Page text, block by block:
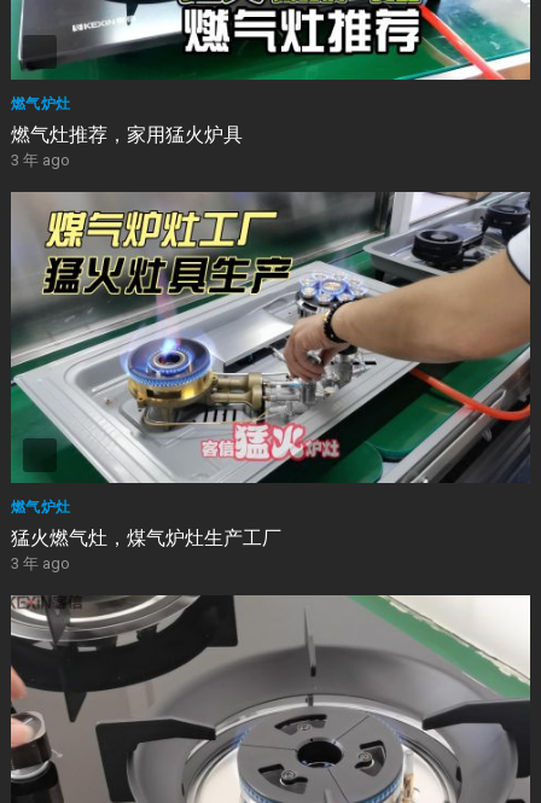
燃气炉灶
燃气灶推荐，家用猛火炉具
3 年 ago
燃气炉灶
猛火燃气灶，煤气炉灶生产工厂
3 年 ago